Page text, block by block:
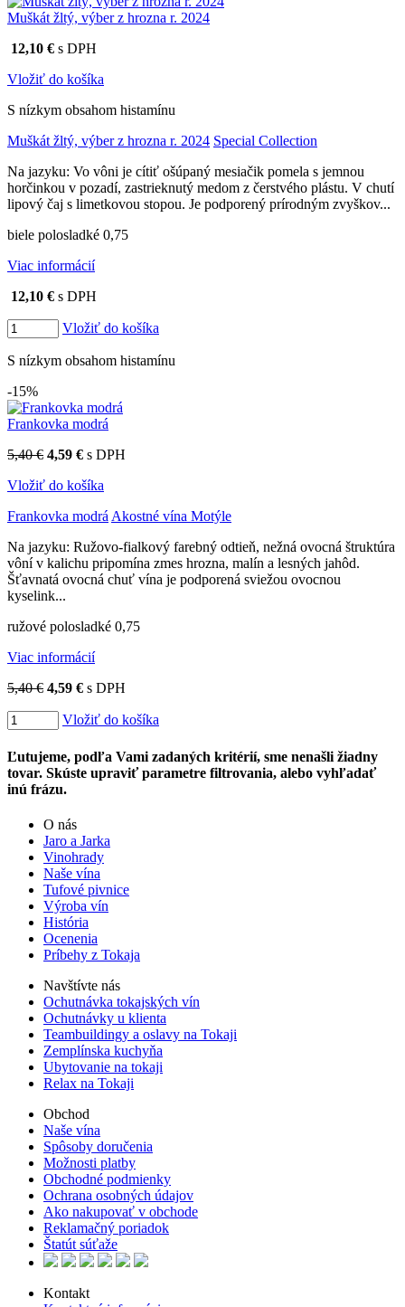
Vyrábame kvalitné odrodové a výberové vína. Ako prví sme
priniesli na slovenský trh sólo spracované vína z tokajských odrôd
Furmint, Lipovina a Muškát žltý reduktívnou technológiou. Hrozno
spracúvame najmodernejšími technológiami, vrátane riadenej
fermentácie.
Muškát žltý, výber z hrozna r. 2024
12,10 € s DPH
Vložiť do košíka
S nízkym obsahom histamínu
Muškát žltý, výber z hrozna r. 2024 Special Collection
Na jazyku: Vo vôni je cítiť ošúpaný mesiačik pomela s jemnou
horčinkou v pozadí, zastrieknutý medom z čerstvého plástu. V chutí
lipový čaj s limetkovou stopou. Je podporený prírodným zvyškov...
biele polosladké 0,75
Viac informácií
12,10 € s DPH
Vložiť do košíka
S nízkym obsahom histamínu
-15%
Frankovka modrá
5,40 € 4,59 € s DPH
Vložiť do košíka
Frankovka modrá Akostné vína Motýle
Na jazyku: Ružovo-fialkový farebný odtieň, nežná ovocná štruktúra
vôní v kalichu pripomína zmes hrozna, malín a lesných jahôd.
Šťavnatá ovocná chuť vína je podporená sviežou ovocnou
kyselink...
ružové polosladké 0,75
Viac informácií
5,40 € 4,59 € s DPH
Vložiť do košíka
Ľutujeme, podľa Vami zadaných kritérií, sme nenašli žiadny
tovar. Skúste upraviť parametre filtrovania, alebo vyhľadať
inú frázu.
O nás
Jaro a Jarka
Vinohrady
Naše vína
Tufové pivnice
Výroba vín
História
Ocenenia
Príbehy z Tokaja
Navštívte nás
Ochutnávka tokajských vín
Ochutnávky u klienta
Teambuildingy a oslavy na Tokaji
Zemplínska kuchyňa
Ubytovanie na tokaji
Relax na Tokaji
Obchod
Naše vína
Spôsoby doručenia
Možnosti platby
Obchodné podmienky
Ochrana osobných údajov
Ako nakupovať v obchode
Reklamačný poriadok
Štatút súťaže
Kontakt